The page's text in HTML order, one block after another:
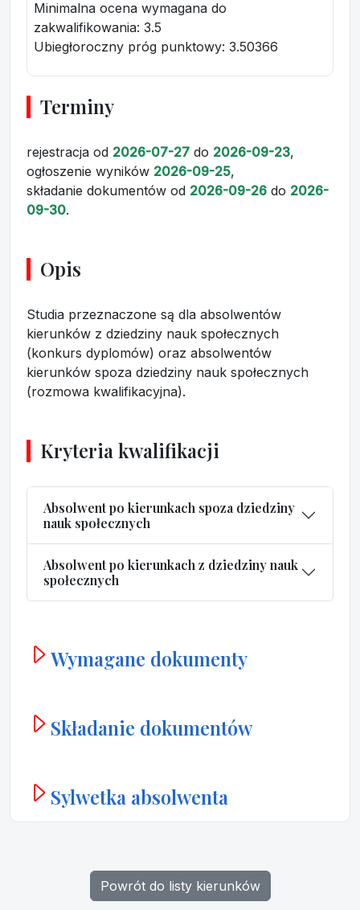
Minimalna ocena wymagana do
zakwalifikowania: 3.5
Ubiegłoroczny próg punktowy: 3.50366
Terminy
rejestracja od 2026-07-27 do 2026-09-23,
ogłoszenie wyników 2026-09-25,
składanie dokumentów od 2026-09-26 do 2026-
09-30.
Opis
Studia przeznaczone są dla absolwentów
kierunków z dziedziny nauk społecznych
(konkurs dyplomów) oraz absolwentów
kierunków spoza dziedziny nauk społecznych
(rozmowa kwalifikacyjna).
Kryteria kwalifikacji
Absolwent po kierunkach spoza dziedziny
nauk społecznych
Absolwent po kierunkach z dziedziny nauk
społecznych
Wymagane dokumenty
Składanie dokumentów
Sylwetka absolwenta
Powrót do listy kierunków